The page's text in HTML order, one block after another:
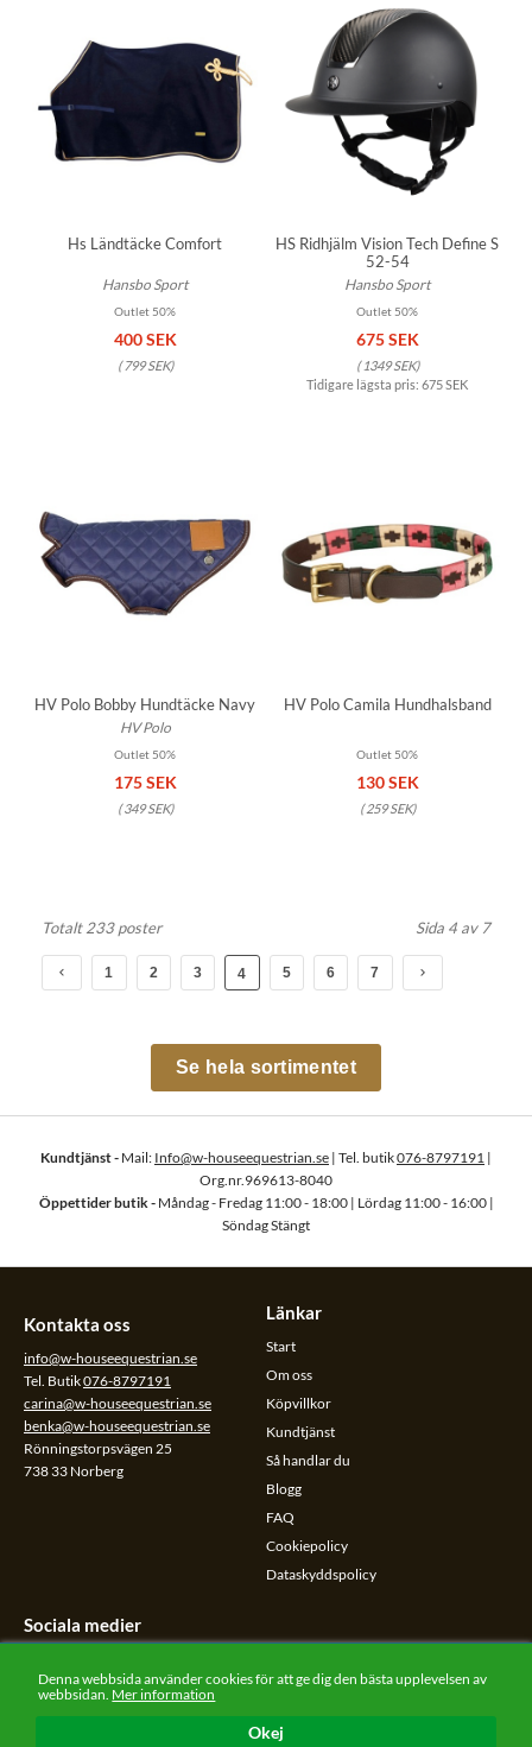
Okej
Denna webbsida använder cookies för att ge dig den bästa upplevelsen av
webbsidan. Mer information
Hs Ländtäcke Comfort
Hansbo Sport
Outlet 50%
400 SEK
(799 SEK)
HS Ridhjälm Vision Tech Define S
52-54
Hansbo Sport
Outlet 50%
675 SEK
(1349 SEK)
Tidigare lägsta pris: 675 SEK
HV Polo Bobby Hundtäcke Navy
HV Polo
Outlet 50%
175 SEK
(349 SEK)
HV Polo Camila Hundhalsband
Outlet 50%
130 SEK
(259 SEK)
Totalt 233 poster Sida 4 av 7
1 2 3 4 5 6 7
Se hela sortimentet
Kundtjänst - Mail: Info@w-houseequestrian.se | Tel. butik076-8797191 |
Org.nr.969613-8040
Öppettider butik - Måndag - Fredag 11:00 - 18:00 | Lördag 11:00 - 16:00 |
Söndag Stängt
Kontakta oss
info@w-houseequestrian.se
Tel. Butik076-8797191
carina@w-houseequestrian.se
benka@w-houseequestrian.se
Rönningstorpsvägen 25
738 33 Norberg
Länkar
Start
Om oss
Köpvillkor
Kundtjänst
Så handlar du
Blogg
FAQ
Cookiepolicy
Dataskyddspolicy
Sociala medier